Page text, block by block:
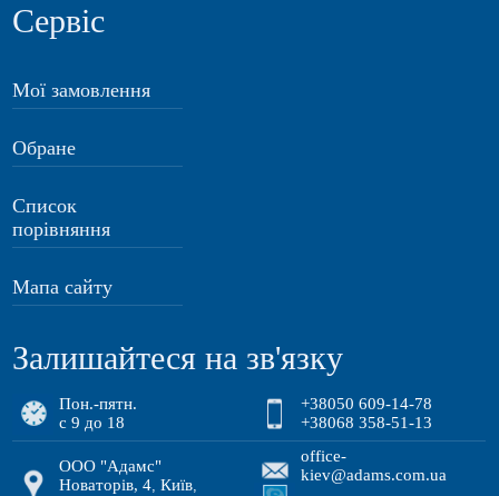
Сервіс
Мої замовлення
Обране
Список
порівняння
Мапа сайту
Залишайтеся на зв'язку
Пон.-пятн.
с 9 до 18
+38050 609-14-78
+38068 358-51-13
ООО "Адамс"
Новаторів, 4 ,Київ
office-
kiev@adams.com.ua